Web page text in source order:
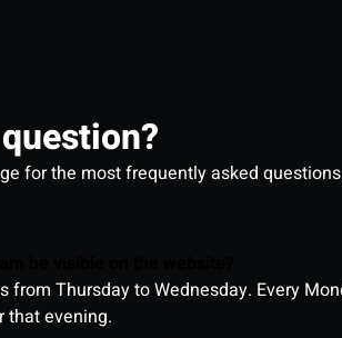
for the most frequently asked
from Thursday to Wednesday. Every
that evening.